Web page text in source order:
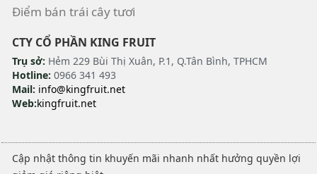
Điểm bán trái cây tươi
CTY CỔ PHẦN KING FRUIT
Trụ sở: Hẻm 229 Bùi Thị Xuân, P.1, Q.Tân Bình, TPHCM
Hotline: 0966 341 493
Mail: info@kingfruit.net
Web:kingfruit.net
Cập nhật thông tin khuyến mãi nhanh nhất hưởng quyền lợi